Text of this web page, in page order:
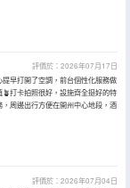
評價於：2026年07月17日
早打開了空調，前台個性化服務做
打卡拍照很好，設施齊全挺好的特
周邊出行方便在開州中心地段，酒
評價於：2026年07月04日